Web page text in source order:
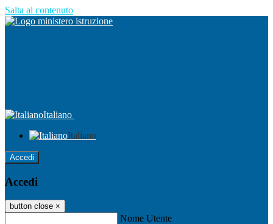
Salta al contenuto
Italiano
Italiano
Accedi
Accedi
button close ×
Nome Utente